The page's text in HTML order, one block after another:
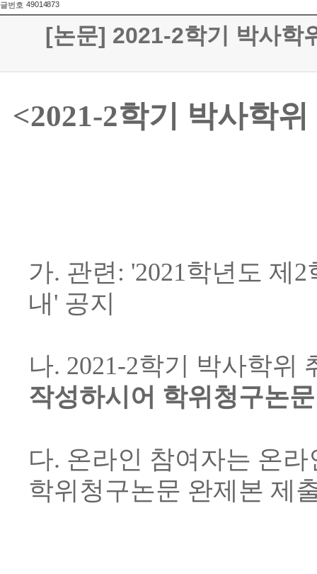
글번호 49014873
[논문] 2021-2학기 박사학
<2021-2학기 박사학
가. 관련: '2021학년도 제
내' 공지
나. 2021-2학기 박사학
작성하시어 학위청구논
다. 온라인 참여자는 온
학위청구논문 완제본 제